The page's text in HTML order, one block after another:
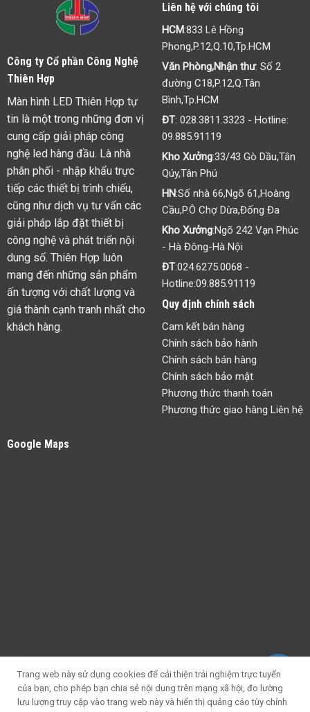
Công ty Cổ phần Công Nghệ
Thiên Hợp
Màn hình LED Thiên Hợp tự
tin là một trong những đơn vị
cung cấp giải pháp công
nghệ led hàng đầu. Là nhà
phân phối - nhập khẩu trực
tiếp các thiết bị trình chiếu,
cũng như dịch vụ tư vấn các
giải pháp lắp đặt thiết bị
công nghệ và phát triển nội
dung số. Thiên Hợp luôn
mang đến những sản phẩm
ấn tượng với chất lượng và
giá thành cạnh tranh nhất cho
khách hàng.
Liên hệ với chúng tôi
HCM:833 Lê Hồng
Phong,P.12,Q.10,Tp.HCM
Văn Phòng,Nhận thư: Số 2
đường C18,P.12,Q.Tân
Bình,Tp.HCM
ĐT: 028.3811.3323 - Hotline:
09.885.91119
Kho Xưởng:33/43 Gò Dầu,Tân
Qúy,Tân Phú
HN:Số nhà 66,Ngõ 61,Hoàng
Cầu,P.Ô Chợ Dừa,Đống Đa
Kho Xưởng:Ngõ 242 Vạn Phúc
- Hà Đông-Hà Nội
ĐT:024.6275.0068 -
Hotline:09.885.91119
Quy định chính sách
Cam kết bán hàng
Chính sách bảo hành
Chính sách bán hàng
Chính sách bảo mật
Phương thức thanh toán
Phương thức giao hàng Liên hệ
Google Maps
Trang web này sử dụng cookies để cải thiện trải nghiệm trực tuyến
của bạn, cho phép bạn chia sẻ nội dung trên mạng xã hội, đo lường
lưu lượng truy cập vào trang web này và hiển thị quảng cáo tùy chỉnh